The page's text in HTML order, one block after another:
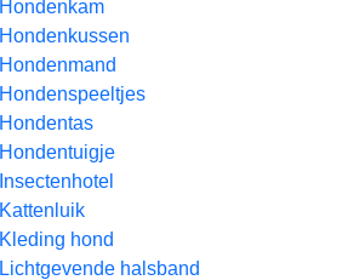
Hondenkam
Hondenkussen
Hondenmand
Hondenspeeltjes
Hondentas
Hondentuigje
Insectenhotel
Kattenluik
Kleding hond
Lichtgevende halsband